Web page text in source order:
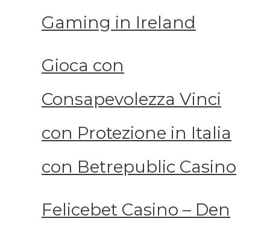
Gaming in Ireland
Gioca con
Consapevolezza Vinci
con Protezione in Italia
con Betrepublic Casino
Felicebet Casino – Den